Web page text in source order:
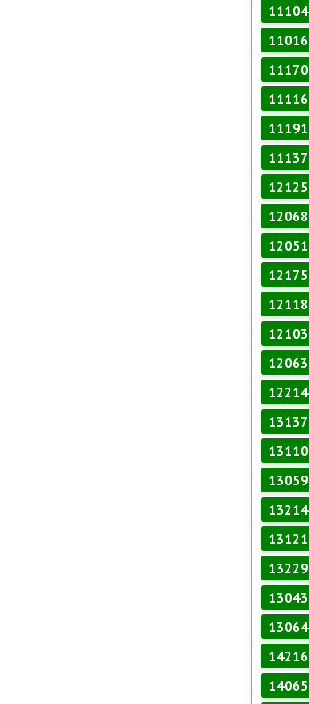
11104
11016
11170
11116
11191
11137
12125
12068
12051
12175
12118
12103
12063
12214
13137
13110
13059
13214
13121
13229
13043
13064
14216
14065